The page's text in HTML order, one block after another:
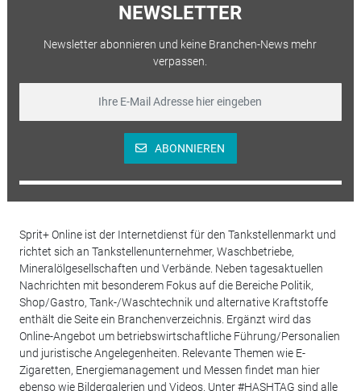
NEWSLETTER
Newsletter abonnieren und keine Branchen-News mehr
verpassen.
ABONNIEREN
Sprit+ Online ist der Internetdienst für den Tankstellenmarkt und
richtet sich an Tankstellenunternehmer, Waschbetriebe,
Mineralölgesellschaften und Verbände. Neben tagesaktuellen
Nachrichten mit besonderem Fokus auf die Bereiche Politik,
Shop/Gastro, Tank-/Waschtechnik und alternative Kraftstoffe
enthält die Seite ein Branchenverzeichnis. Ergänzt wird das
Online-Angebot um betriebswirtschaftliche Führung/Personalien
und juristische Angelegenheiten. Relevante Themen wie E-
Zigaretten, Energiemanagement und Messen findet man hier
ebenso wie Bildergalerien und Videos. Unter #HASHTAG sind alle